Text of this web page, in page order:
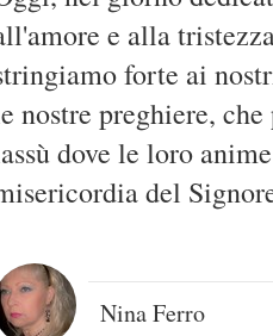
e alla
forte ai
nostre preghiere,
dove le loro
del
Nina Ferro